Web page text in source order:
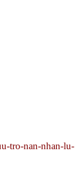
tro-nan-nhan-lu-